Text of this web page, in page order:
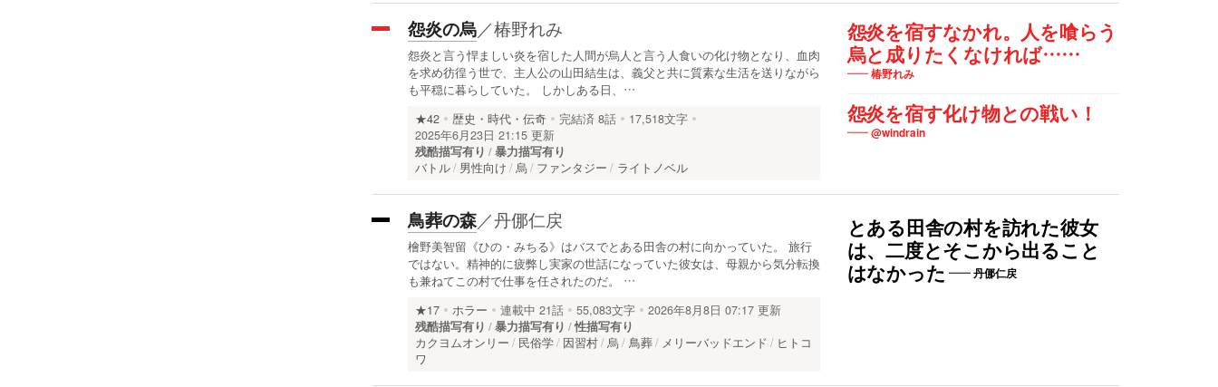
怨炎を宿すなかれ。人を喰らう
烏と成りたくなければ……
椿野れみ
怨炎を宿す化け物との戦い！
@windrain
怨炎の烏／椿野れみ
怨炎と言う悍ましい炎を宿した人間が烏人と言う人食いの化け物となり、血肉
を求め彷徨う世で、主人公の山田結生は、義父と共に質素な生活を送りながら
も平穏に暮らしていた。 しかしある日、…
★42 歴史・時代・伝奇 完結済 8話
17,518文字
2025年6月23日 21:15 更新
残酷描写有り
暴力描写有り
バトル
男性向け 烏 ファンタジー ライトノベル
とある田舎の村を訪れた彼女
は、二度とそこから出ること
はなかった
丹㑚仁戻
鳥葬の森／丹㑚仁戻
檜野美智留《ひの・みちる》はバスでとある田舎の村に向かっていた。 旅行
ではない。精神的に疲弊し実家の世話になっていた彼女は、母親から気分転換
も兼ねてこの村で仕事を任されたのだ。 …
★17 ホラー 連載中 21話 55,083文字
2026年8月8日 07:17 更新
残酷描写有り
暴力描写有り
性描写有り
カクヨムオンリー
民俗学 因習村 烏 鳥葬 メリーバッドエンド
ヒトコ
ワ